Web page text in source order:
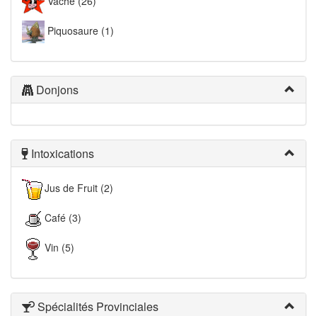
Piquosaure (1)
Donjons
Intoxications
Jus de Fruit (2)
Café (3)
Vin (5)
Spécialités Provinciales